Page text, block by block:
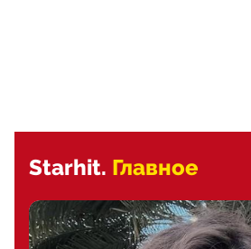
Starhit. Главное